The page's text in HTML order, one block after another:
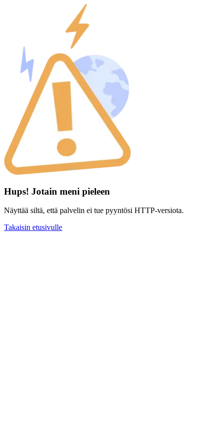
Hups! Jotain meni pieleen
Näyttää siltä, että palvelin ei tue pyyntösi HTTP-versiota.
Takaisin etusivulle